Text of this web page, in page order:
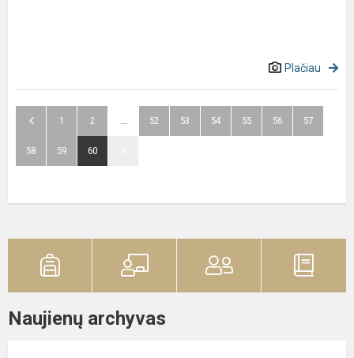
Plačiau
1 2 ... 52 53 54 55 56 57
58 59 60
Naujienų archyvas